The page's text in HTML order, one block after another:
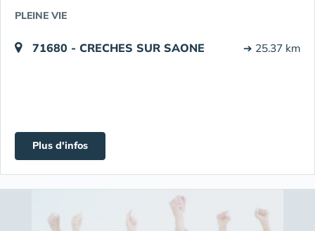
PLEINE VIE
71680 - CRECHES SUR SAONE ➔ 25.37 km
Plus d'infos